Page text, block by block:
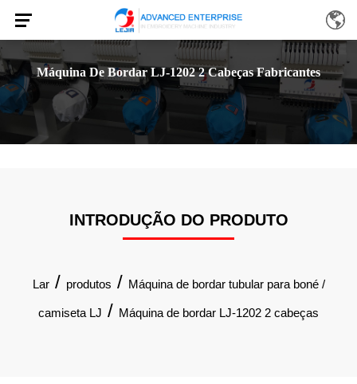
Máquina De Bordar LJ-1202 2 Cabeças Fabricantes
INTRODUÇÃO DO PRODUTO
Lar/ produtos / Máquina de bordar tubular para boné /
camiseta LJ / Máquina de bordar LJ-1202 2 cabeças